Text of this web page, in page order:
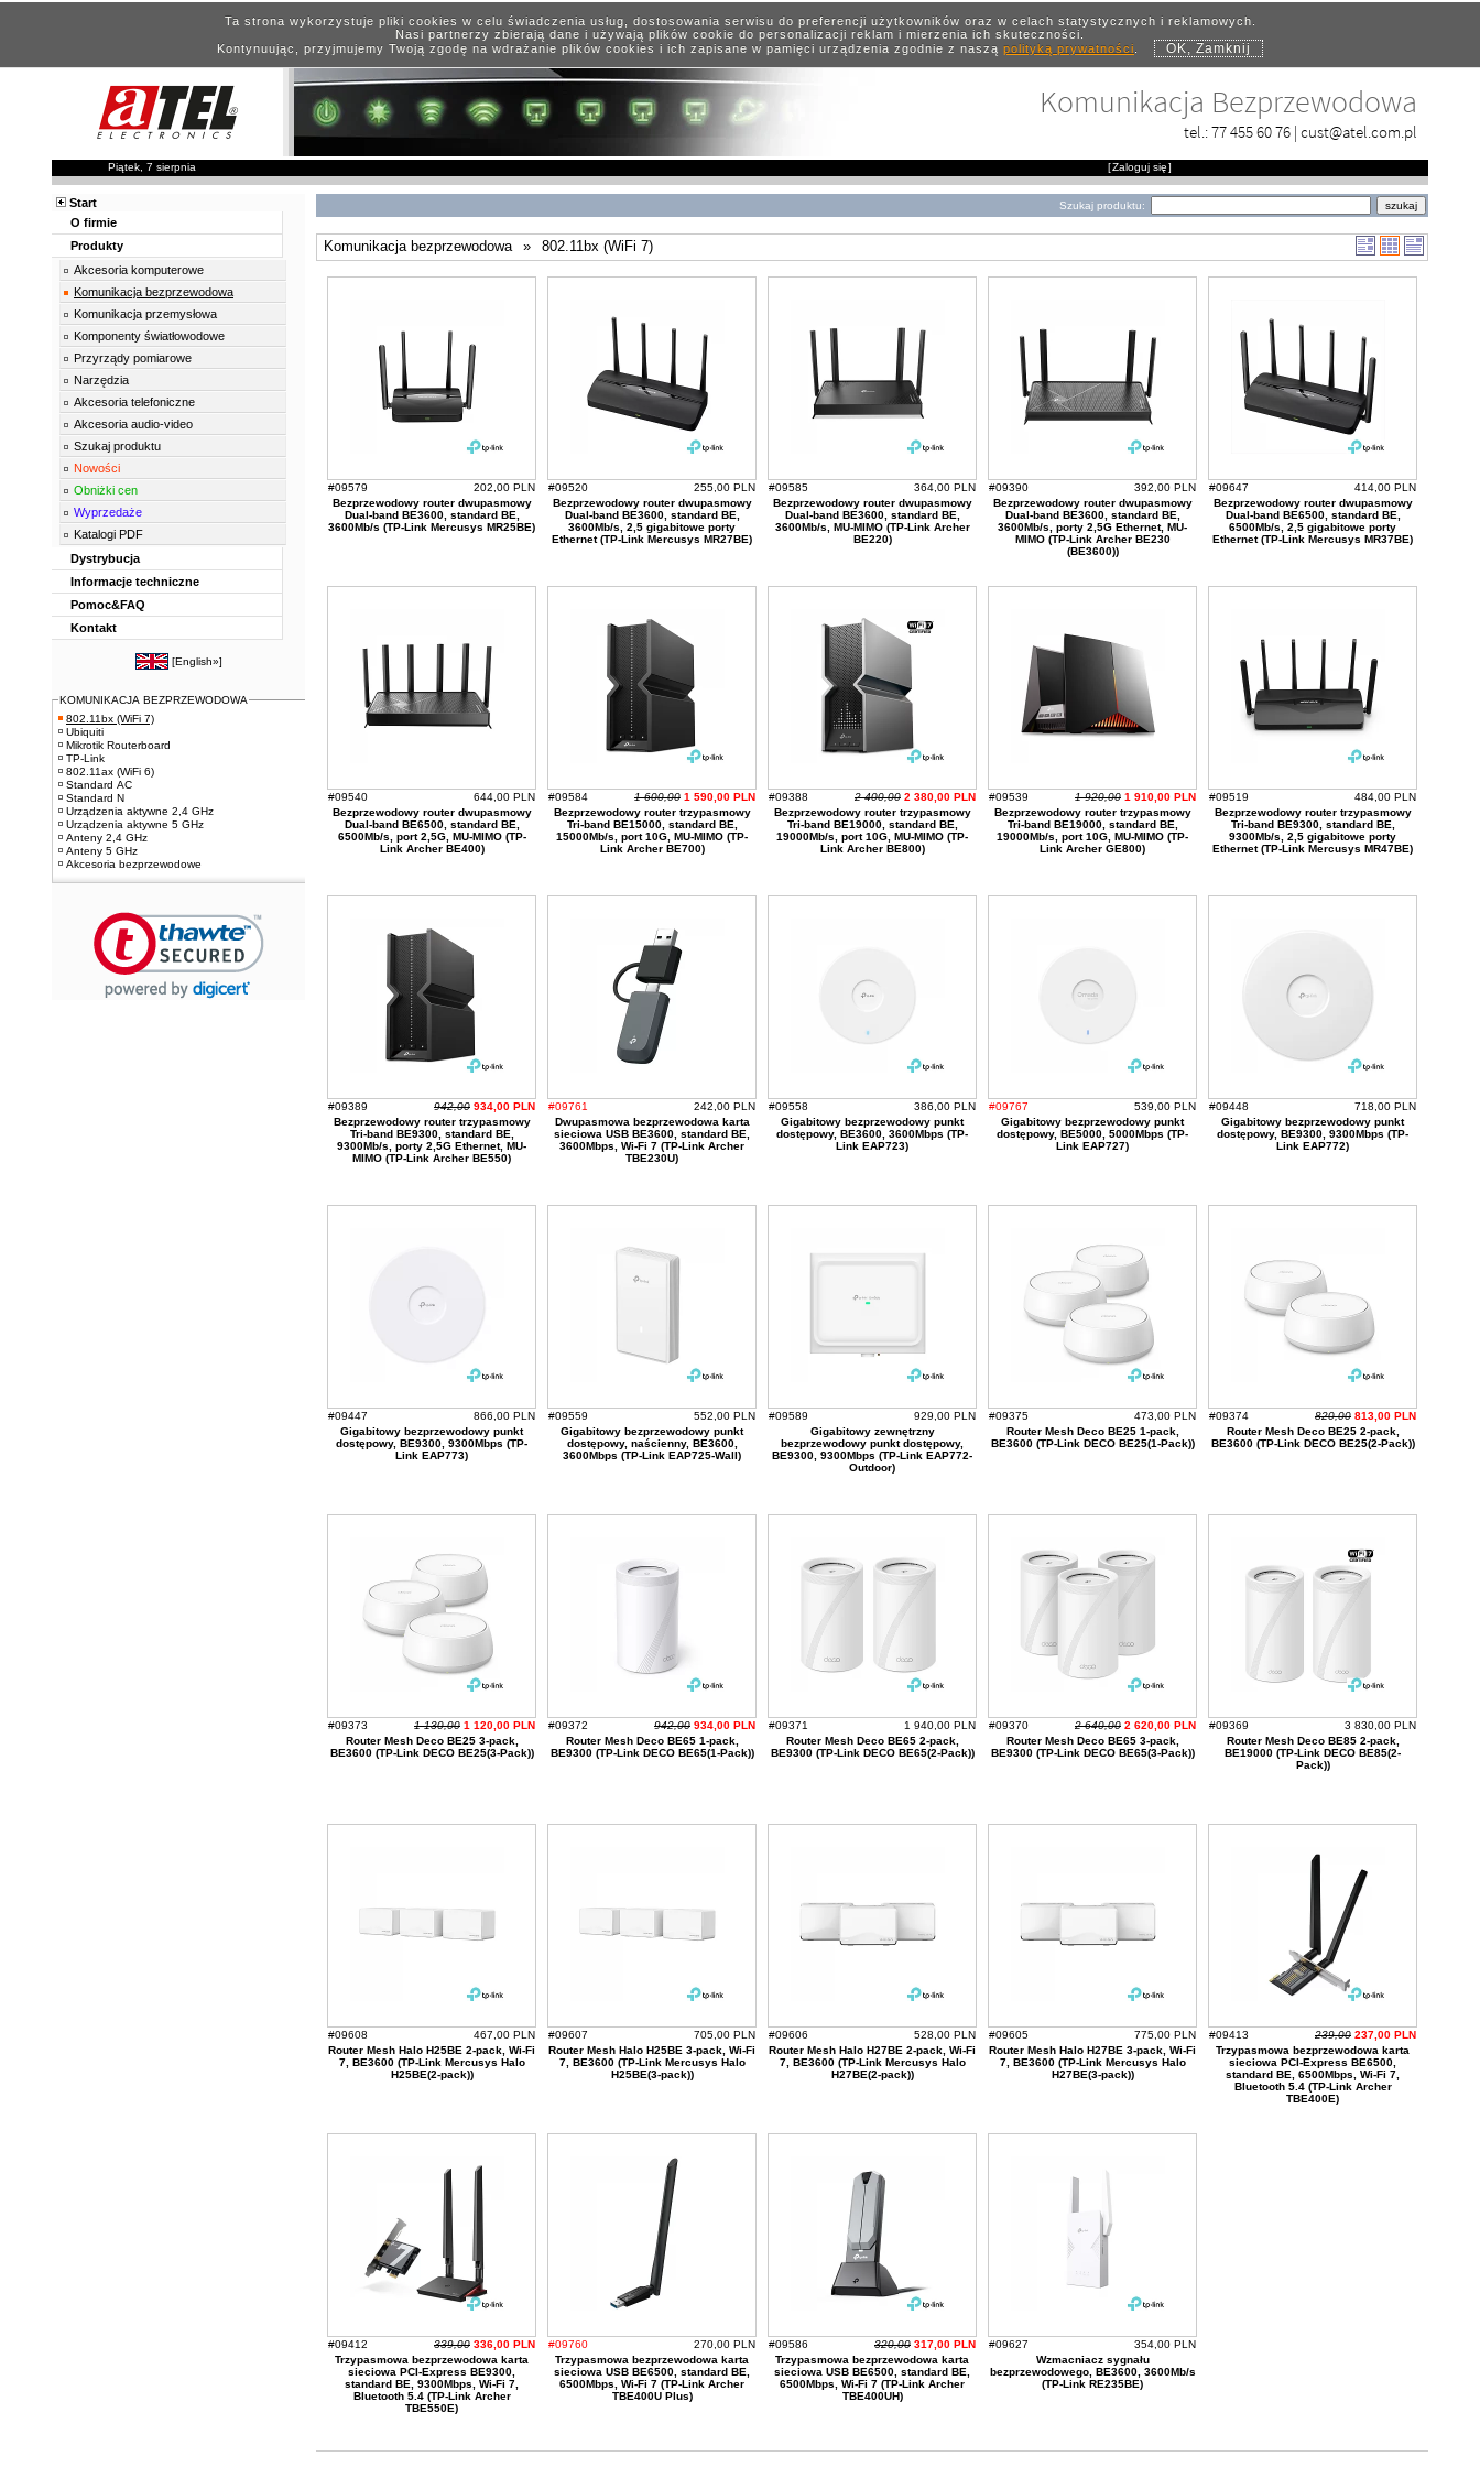
Ta strona wykorzystuje pliki cookies w celu świadczenia usług, dostosowania serwisu do preferencji użytkowników oraz w celach statystycznych i reklamowych.
Nasi partnerzy zbierają dane i używają plików cookie do personalizacji reklam i mierzenia ich skuteczności.
Kontynuując, przyjmujemy Twoją zgodę na wdrażanie plików cookies i ich zapisane w pamięci urządzenia zgodnie z naszą polityką prywatności. OK, Zamknij
Komunikacja Bezprzewodowa
tel.:77 455 60 76 | cust@atel.com.pl
Piątek, 7 sierpnia [Zaloguj się]
Szukaj produktu:
Komunikacja bezprzewodowa » 802.11bx (WiFi 7)
#09579
202,00 PLN
Bezprzewodowy router dwupasmowy
Dual-band BE3600, standard BE,
3600Mb/s (TP-Link Mercusys MR25BE)
#09520
255,00 PLN
Bezprzewodowy router dwupasmowy
Dual-band BE3600, standard BE,
3600Mb/s, 2,5 gigabitowe porty
Ethernet (TP-Link Mercusys MR27BE)
#09585
364,00 PLN
Bezprzewodowy router dwupasmowy
Dual-band BE3600, standard BE,
3600Mb/s, MU-MIMO (TP-Link Archer
BE220)
#09390
392,00 PLN
Bezprzewodowy router dwupasmowy
Dual-band BE3600, standard BE,
3600Mb/s, porty 2,5G Ethernet, MU-
MIMO (TP-Link Archer BE230
(BE3600))
#09647
414,00 PLN
Bezprzewodowy router dwupasmowy
Dual-band BE6500, standard BE,
6500Mb/s, 2,5 gigabitowe porty
Ethernet (TP-Link Mercusys MR37BE)
#09540
644,00 PLN
Bezprzewodowy router dwupasmowy
Dual-band BE6500, standard BE,
6500Mb/s, port 2,5G, MU-MIMO (TP-
Link Archer BE400)
#09584 1 600,00 1 590,00 PLN
Bezprzewodowy router trzypasmowy
Tri-band BE15000, standard BE,
15000Mb/s, port 10G, MU-MIMO (TP-
Link Archer BE700)
#09388 2 400,00 2 380,00 PLN
Bezprzewodowy router trzypasmowy
Tri-band BE19000, standard BE,
19000Mb/s, port 10G, MU-MIMO (TP-
Link Archer BE800)
#09539 1 920,00 1 910,00 PLN
Bezprzewodowy router trzypasmowy
Tri-band BE19000, standard BE,
19000Mb/s, port 10G, MU-MIMO (TP-
Link Archer GE800)
#09519
484,00 PLN
Bezprzewodowy router trzypasmowy
Tri-band BE9300, standard BE,
9300Mb/s, 2,5 gigabitowe porty
Ethernet (TP-Link Mercusys MR47BE)
#09389 942,00 934,00 PLN
Bezprzewodowy router trzypasmowy
Tri-band BE9300, standard BE,
9300Mb/s, porty 2,5G Ethernet, MU-
MIMO (TP-Link Archer BE550)
#09761
242,00 PLN
Dwupasmowa bezprzewodowa karta
sieciowa USB BE3600, standard BE,
3600Mbps, Wi-Fi 7 (TP-Link Archer
TBE230U)
#09558
386,00 PLN
Gigabitowy bezprzewodowy punkt
dostępowy, BE3600, 3600Mbps (TP-
Link EAP723)
#09767
539,00 PLN
Gigabitowy bezprzewodowy punkt
dostępowy, BE5000, 5000Mbps (TP-
Link EAP727)
#09448
718,00 PLN
Gigabitowy bezprzewodowy punkt
dostępowy, BE9300, 9300Mbps (TP-
Link EAP772)
#09447
866,00 PLN
Gigabitowy bezprzewodowy punkt
dostępowy, BE9300, 9300Mbps (TP-
Link EAP773)
#09559
552,00 PLN
Gigabitowy bezprzewodowy punkt
dostępowy, naścienny, BE3600,
3600Mbps (TP-Link EAP725-Wall)
#09589
929,00 PLN
Gigabitowy zewnętrzny
bezprzewodowy punkt dostępowy,
BE9300, 9300Mbps (TP-Link EAP772-
Outdoor)
#09375
473,00 PLN
Router Mesh Deco BE25 1-pack,
BE3600 (TP-Link DECO BE25(1-Pack))
#09374 820,00 813,00 PLN
Router Mesh Deco BE25 2-pack,
BE3600 (TP-Link DECO BE25(2-Pack))
#09373 1 130,00 1 120,00 PLN
Router Mesh Deco BE25 3-pack,
BE3600 (TP-Link DECO BE25(3-Pack))
#09372 942,00 934,00 PLN
Router Mesh Deco BE65 1-pack,
BE9300 (TP-Link DECO BE65(1-Pack))
#09371
1 940,00 PLN
Router Mesh Deco BE65 2-pack,
BE9300 (TP-Link DECO BE65(2-Pack))
#09370 2 640,00 2 620,00 PLN
Router Mesh Deco BE65 3-pack,
BE9300 (TP-Link DECO BE65(3-Pack))
#09369
3 830,00 PLN
Router Mesh Deco BE85 2-pack,
BE19000 (TP-Link DECO BE85(2-
Pack))
#09608
467,00 PLN
Router Mesh Halo H25BE 2-pack, Wi-Fi
7, BE3600 (TP-Link Mercusys Halo
H25BE(2-pack))
#09607
705,00 PLN
Router Mesh Halo H25BE 3-pack, Wi-Fi
7, BE3600 (TP-Link Mercusys Halo
H25BE(3-pack))
#09606
528,00 PLN
Router Mesh Halo H27BE 2-pack, Wi-Fi
7, BE3600 (TP-Link Mercusys Halo
H27BE(2-pack))
#09605
775,00 PLN
Router Mesh Halo H27BE 3-pack, Wi-Fi
7, BE3600 (TP-Link Mercusys Halo
H27BE(3-pack))
#09413 239,00 237,00 PLN
Trzypasmowa bezprzewodowa karta
sieciowa PCI-Express BE6500,
standard BE, 6500Mbps, Wi-Fi 7,
Bluetooth 5.4 (TP-Link Archer
TBE400E)
#09412 339,00 336,00 PLN
Trzypasmowa bezprzewodowa karta
sieciowa PCI-Express BE9300,
standard BE, 9300Mbps, Wi-Fi 7,
Bluetooth 5.4 (TP-Link Archer
TBE550E)
#09760
270,00 PLN
Trzypasmowa bezprzewodowa karta
sieciowa USB BE6500, standard BE,
6500Mbps, Wi-Fi 7 (TP-Link Archer
TBE400U Plus)
#09586 320,00 317,00 PLN
Trzypasmowa bezprzewodowa karta
sieciowa USB BE6500, standard BE,
6500Mbps, Wi-Fi 7 (TP-Link Archer
TBE400UH)
#09627
354,00 PLN
Wzmacniacz sygnału
bezprzewodowego, BE3600, 3600Mb/s
(TP-Link RE235BE)
Start
O firmie
Produkty
Akcesoria komputerowe
Komunikacja bezprzewodowa
Komunikacja przemysłowa
Komponenty światłowodowe
Przyrządy pomiarowe
Narzędzia
Akcesoria telefoniczne
Akcesoria audio-video
Szukaj produktu
Nowości
Obniżki cen
Wyprzedaże
Katalogi PDF
Dystrybucja
Informacje techniczne
Pomoc&FAQ
Kontakt
[English»]
KOMUNIKACJA BEZPRZEWODOWA
802.11bx (WiFi 7)
Ubiquiti
Mikrotik Routerboard
TP-Link
802.11ax (WiFi 6)
Standard AC
Standard N
Urządzenia aktywne 2,4 GHz
Urządzenia aktywne 5 GHz
Anteny 2,4 GHz
Anteny 5 GHz
Akcesoria bezprzewodowe